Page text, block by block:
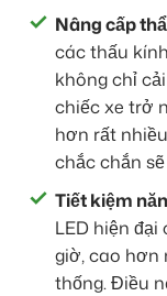
Nâng cấp
các thấu
không chỉ
chiếc xe trở
hơn rất
chắc chắn
Tiết kiệm
LED hiện đại
giờ, cao hơn
thống. Điều